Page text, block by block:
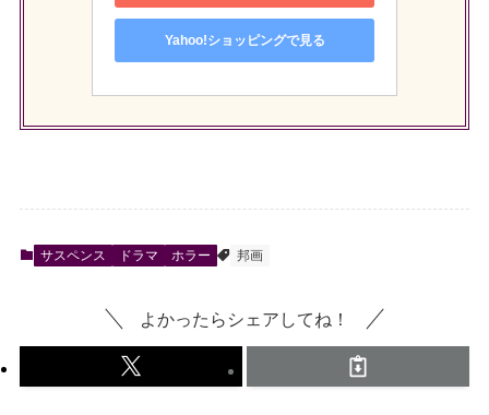
Yahoo!ショッピングで見る
サスペンス ドラマ ホラー 邦画
よかったらシェアしてね！